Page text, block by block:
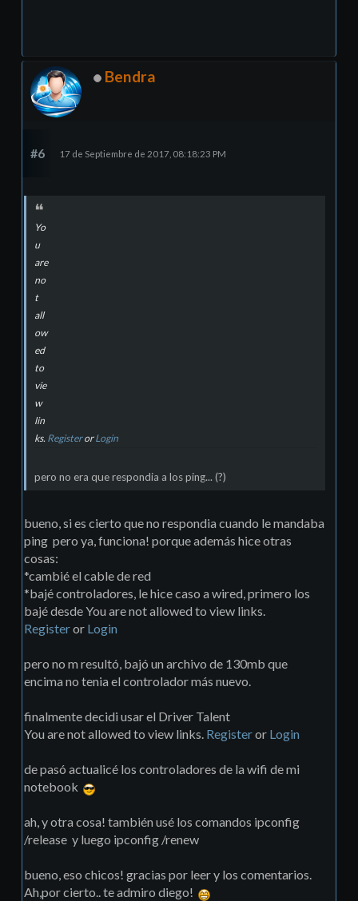
Bendra
#6 17 de Septiembre de 2017, 08:18:23 PM
Yo
u
are
no
t
all
ow
ed
to
vie
w
lin
ks. RegisterorLogin
pero no era que respondia a los ping... (?)
bueno, si es cierto que no respondia cuando le mandaba
ping pero ya, funciona! porque además hice otras
cosas:
*cambié el cable de red
*bajé controladores, le hice caso a wired, primero los
bajé desde You are not allowed to view links.
Registeror Login
pero no m resultó, bajó un archivo de 130mb que
encima no tenia el controlador más nuevo.
finalmente decidi usar el Driver Talent
You are not allowed to view links. Registeror Login
de pasó actualicé los controladores de la wifi de mi
notebook
ah, y otra cosa! también usé los comandos ipconfig
/release y luego ipconfig /renew
bueno, eso chicos! gracias por leer y los comentarios.
Ah,por cierto.. te admiro diego!